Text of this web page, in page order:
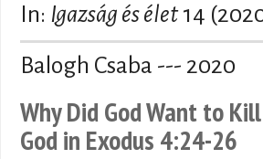
In: Igazság és élet14
Balogh Csaba --- 2020
Why Did God Want to
God in Exodus 4:24-26